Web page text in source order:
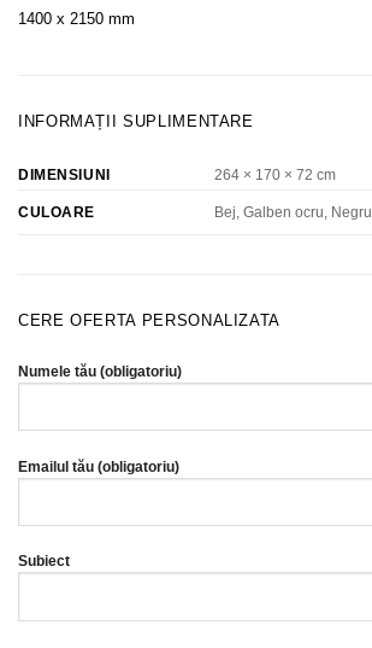
1400 x 2150 mm
INFORMAȚII SUPLIMENTARE
DIMENSIUNI 264 × 170 × 72 cm
CULOARE Bej, Galben ocru, Negru
CERE OFERTA PERSONALIZATA
Numele tău (obligatoriu)
Emailul tău (obligatoriu)
Subiect